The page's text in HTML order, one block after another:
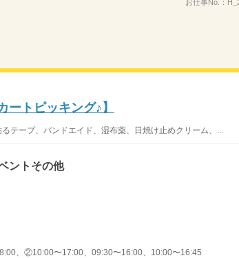
お仕事No.：
ートピッキング♪】
テープ、バンドエイド、湿布薬、日焼け止めクリーム、...
ントその他
、②10:00〜17:00、09:30〜16:00、10:00〜16:45